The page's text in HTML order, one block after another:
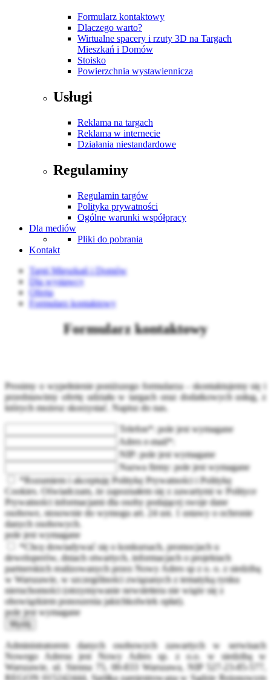
Formularz kontaktowy
Dlaczego warto?
Wirtualne spacery i rzuty 3D na Targach
Mieszkań i Domów
Stoisko
Powierzchnia wystawiennicza
Usługi
Reklama na targach
Reklama w internecie
Działania niestandardowe
Regulaminy
Regulamin targów
Polityka prywatności
Ogólne warunki współpracy
Dla mediów
Pliki do pobrania
Kontakt
Targi Mieszkań i Domów
Dla wystawcy
Oferta
Formularz kontaktowy
Formularz kontaktowy
Prosimy o wypełnienie poniższego formularza - skontaktujemy się i
przedstawimy ofertę udziału w targach oraz dodatkowych usług, z
których możesz skorzystać. Napisz do nas.
Telefon*: pole jest wymagane
Adres e-mail*:
NIP: pole jest wymagane
Nazwa firmy: pole jest wymagane
*Rozumiem i akceptuję Politykę Prywatności i Politykę
Cookies. Oświadczam, że zapoznałem się z zawartymi w Polityce
Prywatności informacjami dla osoby podającej swoje dane
osobowe, stosownie do wymogu art. 24 ust. 1 ustawy o ochronie
danych osobowych.
pole jest wymagane
*Chcę dowiadywać się o konkursach, promocjach u
deweloperów, dniach otwartych, informacjach o projektach
partnerskich realizowanych przez Nowy Adres sp z o. o. z siedzibą
w Warszawie, w szczególności związanych z tematyką rynku
nieruchomości (otrzymywanie newslettera nie wiąże się z
obowiązkiem ponoszenia jakichkolwiek opłat).
pole jest wymagane
Wyślij
Administratorem danych osobowych zawartych w serwisach
Nowego Adresu jest Nowy Adres sp. z o.o. w siedzibą w
Warszawie, ul. Sienna 75, 00-833 Warszawa, NIP 527-23-85-577,
REGON 015242444, Spółka zarejestrowana w Sądzie Rejonowym